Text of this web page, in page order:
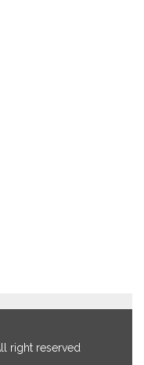
right reserved